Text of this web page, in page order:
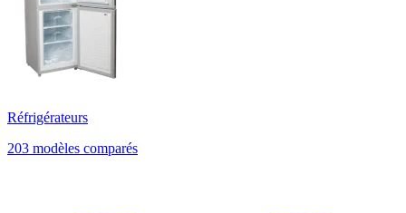
Réfrigérateurs
203 modèles comparés